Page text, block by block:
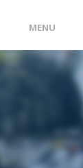
MENU
ENG / 中文